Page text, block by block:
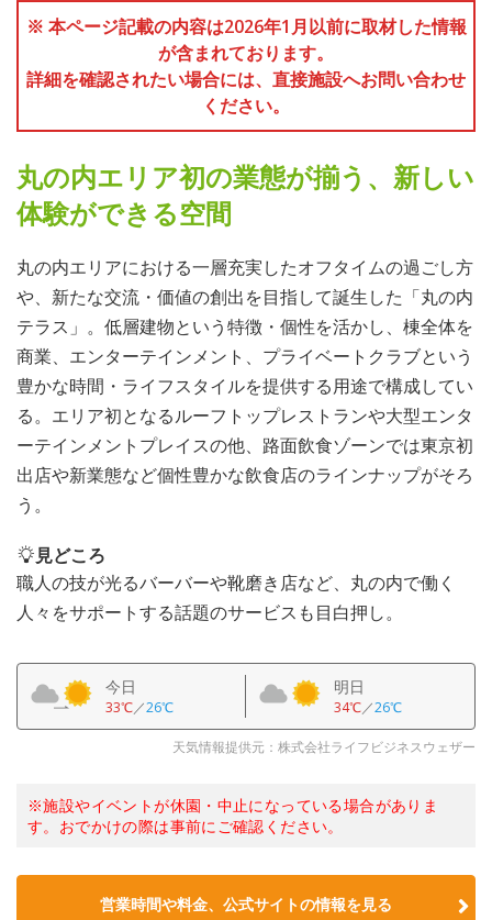
※ 本ページ記載の内容は2026年1月以前に取材した情報
が含まれております。
詳細を確認されたい場合には、直接施設へお問い合わせ
ください。
丸の内エリア初の業態が揃う、新しい
体験ができる空間
丸の内エリアにおける一層充実したオフタイムの過ごし方
や、新たな交流・価値の創出を目指して誕生した「丸の内
テラス」。低層建物という特徴・個性を活かし、棟全体を
商業、エンターテインメント、プライベートクラブという
豊かな時間・ライフスタイルを提供する用途で構成してい
る。エリア初となるルーフトップレストランや大型エンタ
ーテインメントプレイスの他、路面飲食ゾーンでは東京初
出店や新業態など個性豊かな飲食店のラインナップがそろ
う。
見どころ
職人の技が光るバーバーや靴磨き店など、丸の内で働く
人々をサポートする話題のサービスも目白押し。
今日
33℃／26℃
明日
34℃／26℃
天気情報提供元：株式会社ライフビジネスウェザー
※施設やイベントが休園・中止になっている場合がありま
す。おでかけの際は事前にご確認ください。
営業時間や料金、公式サイトの情報を見る